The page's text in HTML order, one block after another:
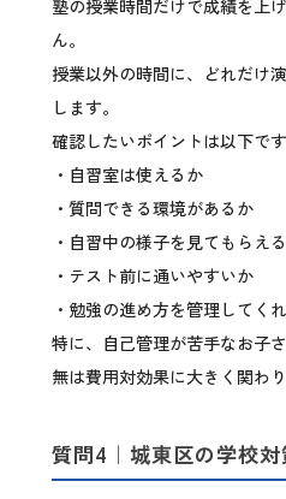
塾の授業時間だけで成績を上
ん。
授業以外の時間に、どれだけ
します。
確認したいポイントは以下です
・自習室は使えるか
・質問できる環境があるか
・自習中の様子を見てもらえ
・テスト前に通いやすいか
・勉強の進め方を管理してく
特に、自己管理が苦手なお子
無は費用対効果に大きく関わり
質問4｜城東区の学校対